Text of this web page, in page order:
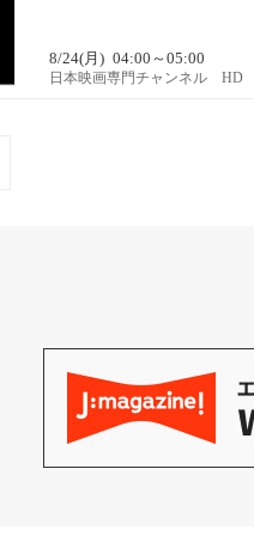
8/24(月) 04:00～05:00
日本映画専門チャンネル HD